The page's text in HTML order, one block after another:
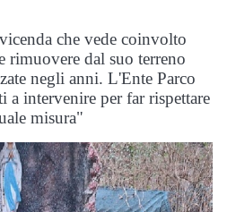
che vede coinvolto
rimuovere dal suo terreno
negli anni. L'Ente Parco
a intervenire per far rispettare
misura"